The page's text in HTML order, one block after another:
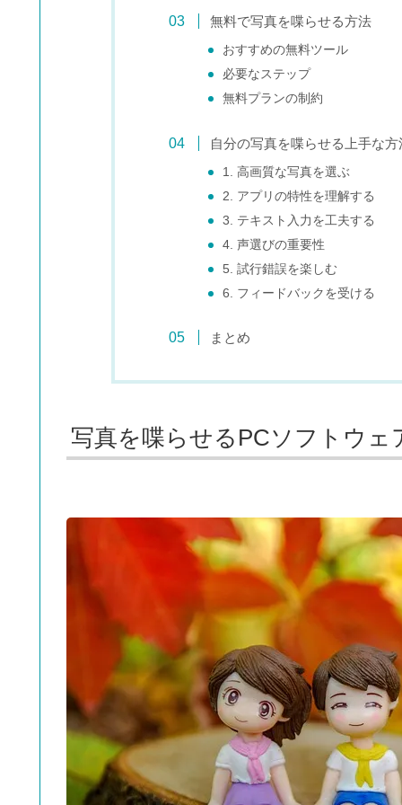
無料で写真を喋らせる方法
おすすめの無料ツール
必要なステップ
無料プランの制約
自分の写真を喋らせる上手な方
1. 高画質な写真を選ぶ
2. アプリの特性を理解する
3. テキスト入力を工夫する
4. 声選びの重要性
5. 試行錯誤を楽しむ
6. フィードバックを受ける
まとめ
写真を喋らせるPCソフトウェ